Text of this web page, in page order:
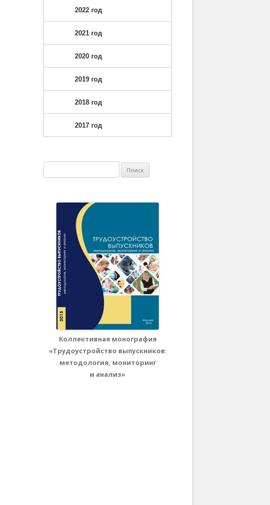
2022 год
2021 год
2020 год
2019 год
2018 год
2017 год
Коллективная монография
«Трудоустройство выпускников:
методология, мониторинг
и анализ»